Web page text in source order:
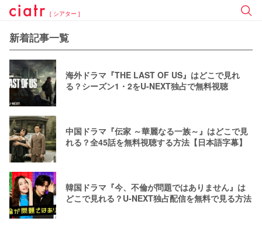
[ シアター ]
新着記事一覧
海外ドラマ『THE LAST OF US』はどこで見れ
る？シーズン1・2をU-NEXT独占で無料視聴
中国ドラマ『伝家 ～華麗なる一族～』はどこで見
れる？全45話を無料視聴する方法【日本語字幕】
韓国ドラマ『今、不倫が問題ではありません』は
どこで見れる？U-NEXT独占配信を無料で見る方法